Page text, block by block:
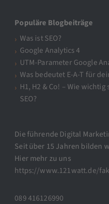
Populäre Blogbeiträge
Was ist SEO?
Google Analytics 4
UTM-Parameter Google
Was bedeutet E-A-T für
H1, H2 & Co! – Wie
SEO?
Die führende Digital
Seit über 15 Jahren bilden
Hier mehr zu uns
https://www.121watt.de/
089 416126990